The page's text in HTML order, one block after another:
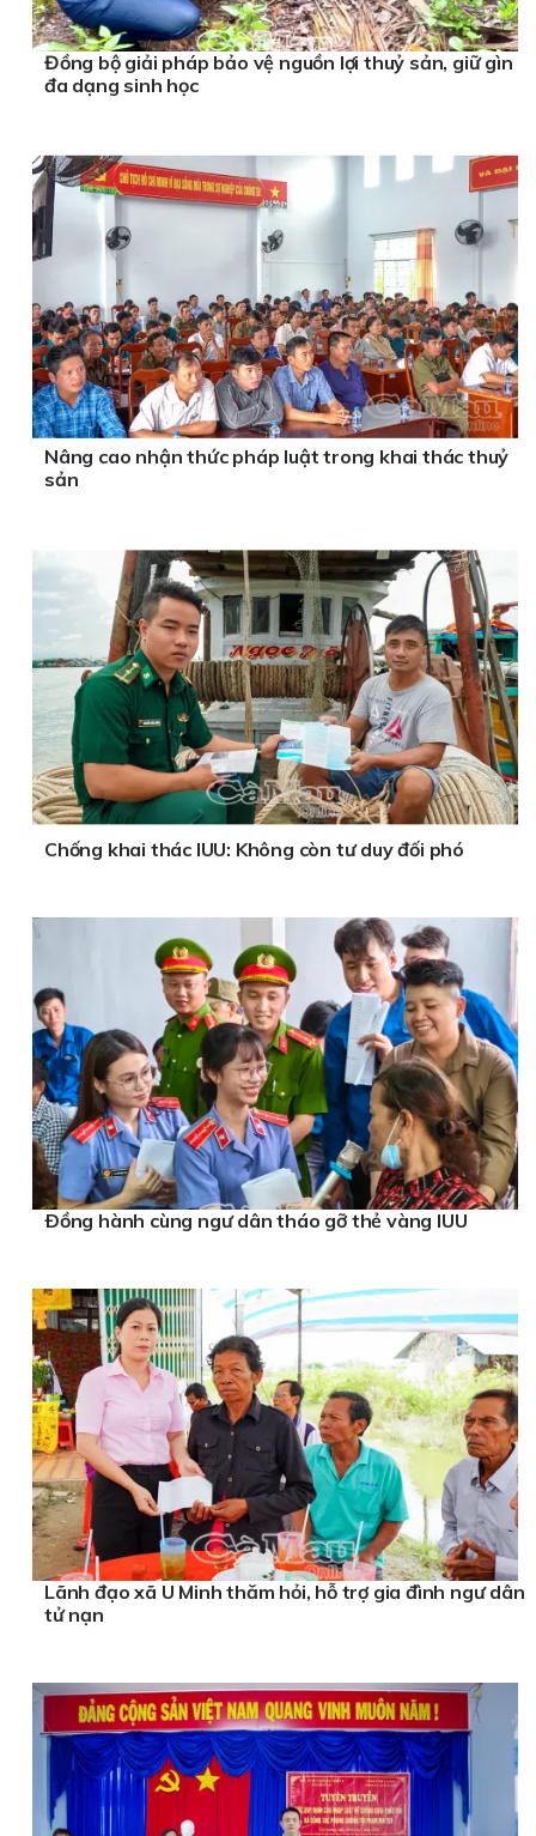
Đồng bộ giải pháp bảo vệ nguồn lợi thuỷ sản, giữ gìn
đa dạng sinh học
Nâng cao nhận thức pháp luật trong khai thác thuỷ
sản
Chống khai thác IUU: Không còn tư duy đối phó
Ðồng hành cùng ngư dân tháo gỡ thẻ vàng IUU
Lãnh đạo xã U Minh thăm hỏi, hỗ trợ gia đình ngư dân
tử nạn